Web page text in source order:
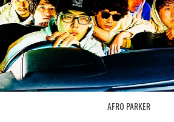
AFRO PARKER